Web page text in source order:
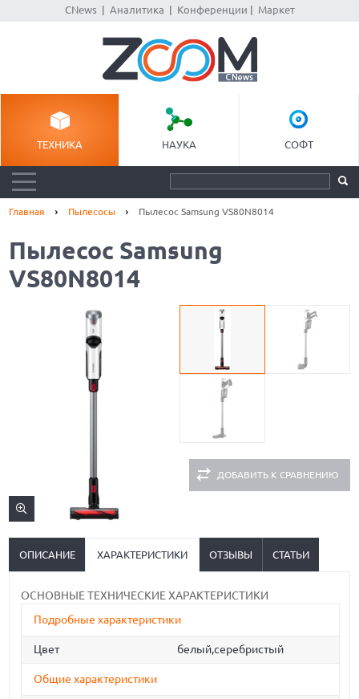
CNews| Аналитика Конференции Маркет
ТЕХНИКА НАУКА СОФТ
Главная Пылесосы Пылесос Samsung VS80N8014
Пылесос Samsung
VS80N8014
ДОБАВИТЬ К СРАВНЕНИЮ
ОПИСАНИЕ ХАРАКТЕРИСТИКИ ОТЗЫВЫ СТАТЬИ
ОСНОВНЫЕ ТЕХНИЧЕСКИЕ ХАРАКТЕРИСТИКИ
Подробные характеристики
Цвет белый,серебристый
Общие характеристики